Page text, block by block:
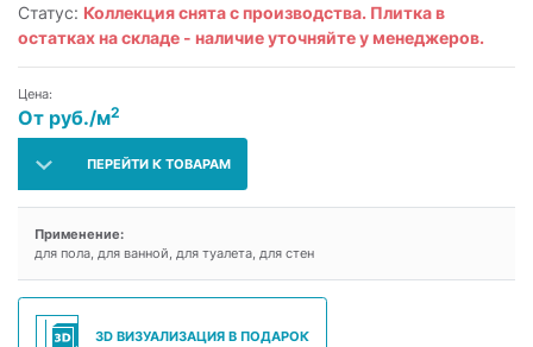
Статус: Коллекция снята с производства. Плитка в
остатках на складе - наличие уточняйте у менеджеров.
Цена:
От руб./м2
ПЕРЕЙТИ К ТОВАРАМ
Применение:
для пола, для ванной, для туалета, для стен
3D ВИЗУАЛИЗАЦИЯ В ПОДАРОК